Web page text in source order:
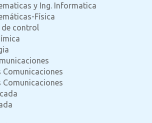
y Ing. Informatica
Física
de control
Comunicaciones
Comunicaciones